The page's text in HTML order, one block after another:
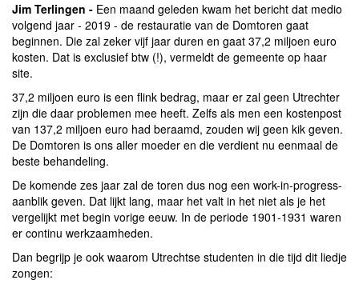
Jim Terlingen - Een maand geleden kwam het bericht dat medio
volgend jaar - 2019 - de restauratie van de Domtoren gaat
beginnen. Die zal zeker vijf jaar duren en gaat 37,2 miljoen euro
kosten. Dat is exclusief btw (!), vermeldt de gemeente op haar
site.
37,2 miljoen euro is een flink bedrag, maar er zal geen Utrechter
zijn die daar problemen mee heeft. Zelfs als men een kostenpost
van 137,2 miljoen euro had beraamd, zouden wij geen kik geven.
De Domtoren is ons aller moeder en die verdient nu eenmaal de
beste behandeling.
De komende zes jaar zal de toren dus nog een work-in-progress-
aanblik geven. Dat lijkt lang, maar het valt in het niet als je het
vergelijkt met begin vorige eeuw. In de periode 1901-1931 waren
er continu werkzaamheden.
Dan begrijp je ook waarom Utrechtse studenten in die tijd dit liedje
zongen: